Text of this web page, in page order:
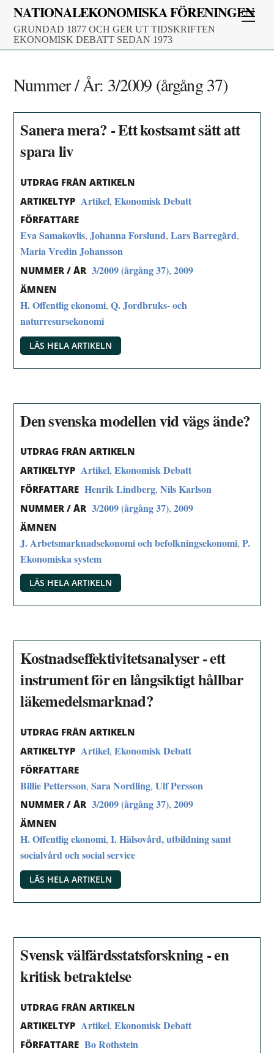
Skip
content
NATIONALEKONOMISKA FÖRENINGEN
GRUNDAD 1877 OCH GER UT TIDSKRIFTEN
EKONOMISK DEBATT SEDAN 1973
Nummer / År: 3/2009 (årgång 37)
Sanera mera? - Ett kostsamt sätt att
spara liv
UTDRAG FRÅN ARTIKELN
ARTIKELTYP Artikel,Ekonomisk Debatt
FÖRFATTARE
Eva Samakovlis,Johanna Forslund,Lars Barregård,
Maria Vredin Johansson
NUMMER / ÅR 3/2009 (årgång 37),2009
ÄMNEN
H. Offentlig ekonomi,Q. Jordbruks- och
naturresursekonomi
LÄS HELA ARTIKELN
Den svenska modellen vid vägs ände?
UTDRAG FRÅN ARTIKELN
ARTIKELTYP Artikel,Ekonomisk Debatt
FÖRFATTARE Henrik Lindberg,Nils Karlson
NUMMER / ÅR 3/2009 (årgång 37),2009
ÄMNEN
J. Arbetsmarknadsekonomi och befolkningsekonomi,P.
Ekonomiska system
LÄS HELA ARTIKELN
Kostnadseffektivitetsanalyser - ett
instrument för en långsiktigt hållbar
läkemedelsmarknad?
UTDRAG FRÅN ARTIKELN
ARTIKELTYP Artikel,Ekonomisk Debatt
FÖRFATTARE
Billie Pettersson,Sara Nordling,Ulf Persson
NUMMER / ÅR 3/2009 (årgång 37),2009
ÄMNEN
H. Offentlig ekonomi,I. Hälsovård, utbildning samt
socialvård och social service
LÄS HELA ARTIKELN
Svensk välfärdsstatsforskning - en
kritisk betraktelse
UTDRAG FRÅN ARTIKELN
ARTIKELTYP Artikel,Ekonomisk Debatt
FÖRFATTARE Bo Rothstein